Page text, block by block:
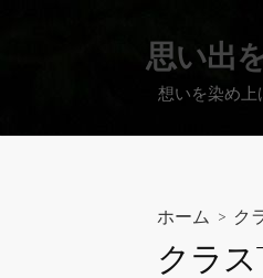
思い出
想いを染め上
ホーム > ク
クラ